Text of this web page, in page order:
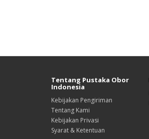
Tentang Pustaka Obor
Indonesia
Kebijakan Pengiriman
Tentang Kami
Kebijakan Privasi
Syarat & Ketentuan